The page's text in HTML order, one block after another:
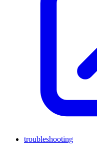
troubleshooting